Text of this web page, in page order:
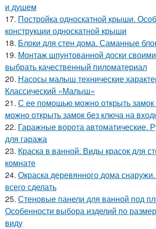
и душем
17. Постройка односкатной крыши.
конструкции односкатной крыши
18. Блоки для стен дома. Саманные
19. Монтаж шпунтованной доски
выбрать качественный пиломатериал
20. Насосы малыш технические
Классический «Малыш»
21. С ее помощью можно открыть замок
можно открыть замок без ключа на
22. Гаражные ворота автоматические.
для гаража
23. Краска в ванной. Виды красок для
комнате
24. Окраска деревянного дома
всего сделать
25. Стеновые панели для ванной под
Особенности выбора изделий по
виду